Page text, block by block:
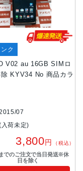
V02 au 16GB SIMロ
除 KYV34 No 商品カラ
ク
07
荷未定)
3,800円 （税込）
でのご注文で当日発送※休
日を除く